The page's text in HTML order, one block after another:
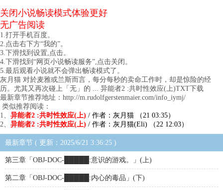
关闭小说畅读模式体验更好
无广告阅读
1.打开手机百度。
2.点击右下方“我的”。
3.下滑找到设置,点击。
4.下滑找到“网页小说畅读服务”,点击关闭。
5.最后观看小说就不会弹出畅读模式了。
灰月猫 对於麦雅或兰斯而言，每分每秒的卖命工作时，却是惊险的经
历。尤其又再次碰上「无」的 ... 异能者2 :共时性效应(上)TXT下载
最新章节推荐地址：http://m.rudolfgerstenmaier.com/info_iymj/
类似推荐阅读：
1、 异能者2 :共时性效应(上) / 作者：灰月猫 （21 03:35）
2、 异能者2 :共时性效应(上) / 作者：灰月猫(Eli) （22 12:03）
最新章节 ( 更新：2025/6/21 3:36:25 )
第三章「OBJ-DOC-█████:意识的游戏。」(上)
第二章「OBJ-DOC-█████:内心的毒品」(下)